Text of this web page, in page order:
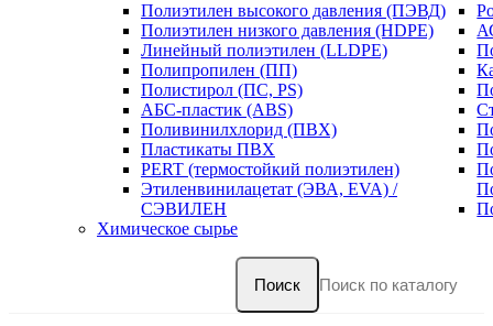
Полиэтилен высокого давления (ПЭВД)
Полиэтилен низкого давления (HDPE)
Линейный полиэтилен (LLDPE)
Полипропилен (ПП)
Полистирол (ПС, PS)
АБС-пластик (ABS)
Поливинилхлорид (ПВХ)
Пластикаты ПВХ
PERT (термостойкий полиэтилен)
Этиленвинилацетат (ЭВА, EVA) /
СЭВИЛЕН
Химическое сырье
Поиск